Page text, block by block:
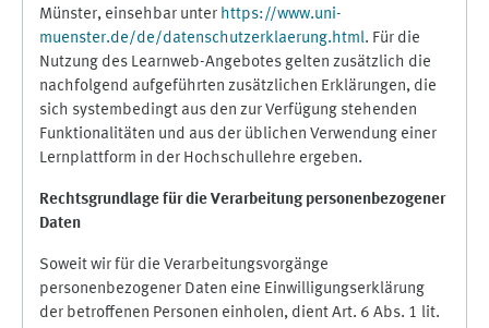
Münster, einsehbar unter https://www.uni-
muenster.de/de/datenschutzerklaerung.html. Für die
Nutzung des Learnweb-Angebotes gelten zusätzlich die
nachfolgend aufgeführten zusätzlichen Erklärungen, die
sich systembedingt aus den zur Verfügung stehenden
Funktionalitäten und aus der üblichen Verwendung einer
Lernplattform in der Hochschullehre ergeben.
Rechtsgrundlage für die Verarbeitung personenbezogener
Daten
Soweit wir für die Verarbeitungsvorgänge
personenbezogener Daten eine Einwilligungserklärung
der betroffenen Personen einholen, dient Art. 6 Abs. 1 lit.